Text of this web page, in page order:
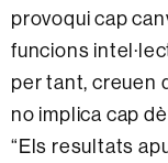
provoqui cap
funcions
per tant, creuen
no implica cap
“Els resultats